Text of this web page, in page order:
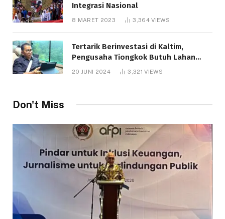
Integrasi Nasional
8 MARET 2023 3,364VIEWS
Tertarik Berinvestasi di Kaltim,
Pengusaha Tiongkok Butuh Lahan
1.000 Hektare
20 JUNI 2024 3,321VIEWS
Don't Miss